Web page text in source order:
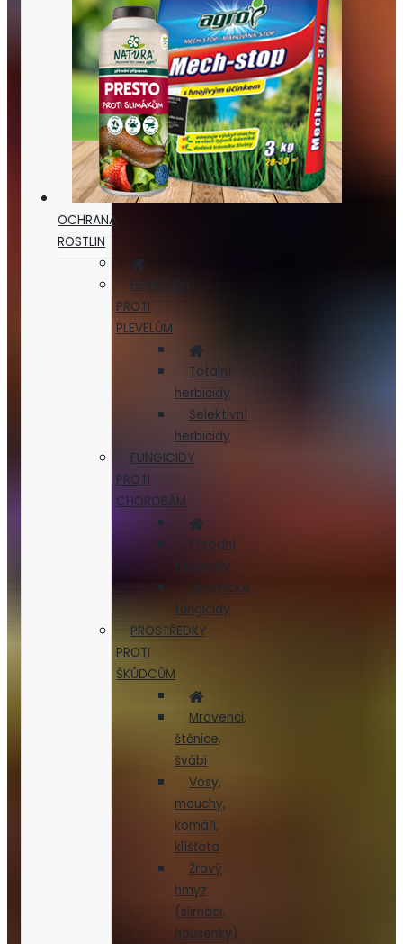
OCHRANA
ROSTLIN
HERBICIDY
PROTI
PLEVELŮM
Totální
herbicidy
Selektivní
herbicidy
FUNGICIDY
PROTI
CHOROBÁM
Přírodní
fungicidy
Chemické
fungicidy
PROSTŘEDKY
PROTI
ŠKŮDCŮM
Mravenci,
štěnice,
švábi
Vosy,
mouchy,
komáři,
klíšťata
Žravý
hmyz
(slimáci,
housenky)